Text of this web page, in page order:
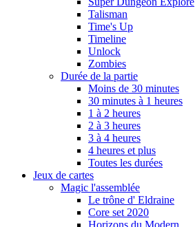
Talisman
Time's Up
Timeline
Unlock
Zombies
Durée de la partie
Moins de 30 minutes
30 minutes à 1 heures
1 à 2 heures
2 à 3 heures
3 à 4 heures
4 heures et plus
Toutes les durées
Jeux de cartes
Magic l'assemblée
Le trône d' Eldraine
Core set 2020
Horizons du Modern